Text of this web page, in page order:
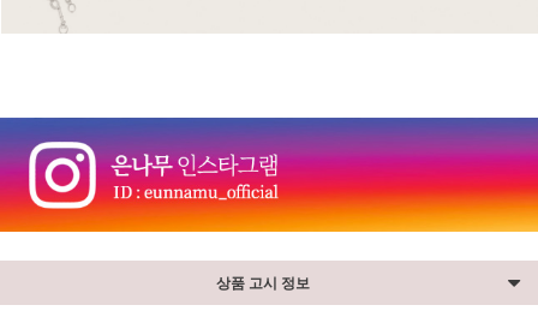
상품 고시 정보